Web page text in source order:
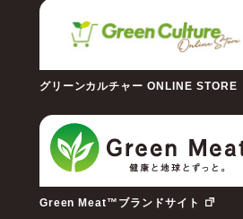
グリーンカルチャー ONLINE STORE
Green Meat™ブランドサイト